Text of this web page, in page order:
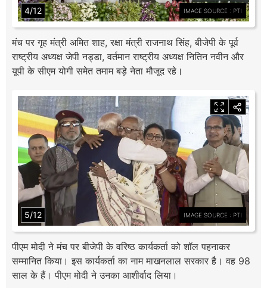
4/12 IMAGE SOURCE : PTI
मंच पर गृह मंत्री अमित शाह, रक्षा मंत्री राजनाथ सिंह, बीजेपी के पूर्व
राष्ट्रीय अध्यक्ष जेपी नड्डा, वर्तमान राष्ट्रीय अध्यक्ष नितिन नवीन और
यूपी के सीएम योगी समेत तमाम बड़े नेता मौजूद रहे।
5/12 IMAGE SOURCE : PTI
पीएम मोदी ने मंच पर बीजेपी के वरिष्ठ कार्यकर्ता को शॉल पहनाकर
सम्मानित किया। इस कार्यकर्ता का नाम माखनलाल सरकार है। वह 98
साल के हैं। पीएम मोदी ने उनका आशीर्वाद लिया।